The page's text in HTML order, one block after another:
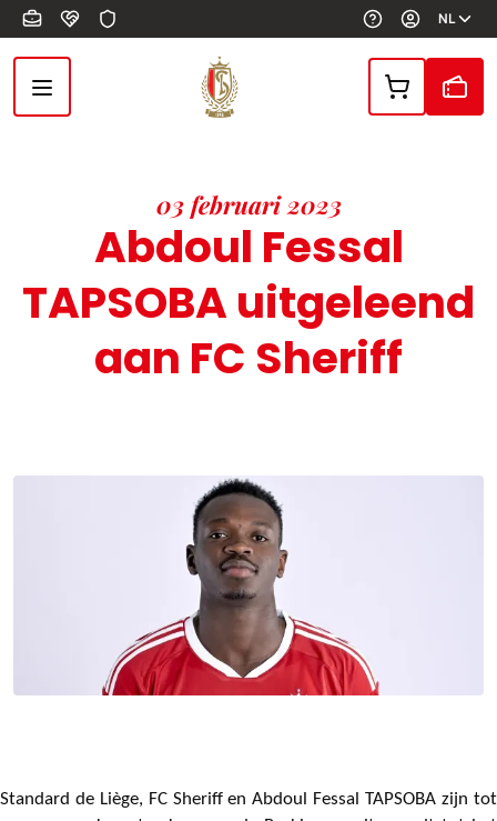
Overslaan en naar de inhoud gaan NL
03 februari 2023
Abdoul Fessal
TAPSOBA uitgeleend
aan FC Sheriff
Standard de Liège, FC Sheriff en Abdoul Fessal TAPSOBA zijn tot